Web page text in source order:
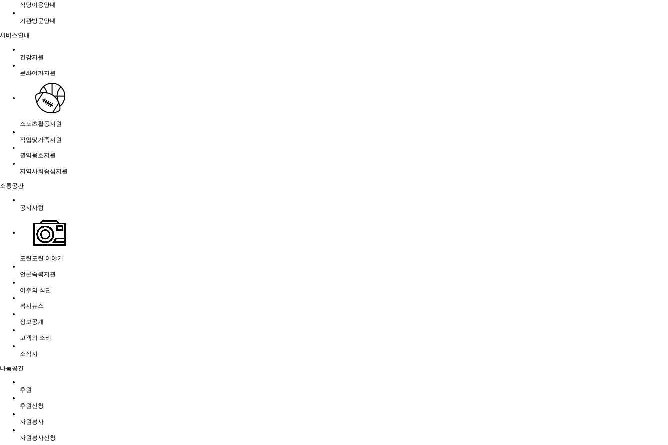
식당이용안내
기관방문안내
서비스안내
건강지원
문화여가지원
스포츠활동지원
직업및가족지원
권익옹호지원
지역사회중심지원
소통공간
공지사항
도란도란 이야기
언론속복지관
이주의 식단
복지뉴스
정보공개
고객의 소리
소식지
나눔공간
후원
후원신청
자원봉사
자원봉사신청